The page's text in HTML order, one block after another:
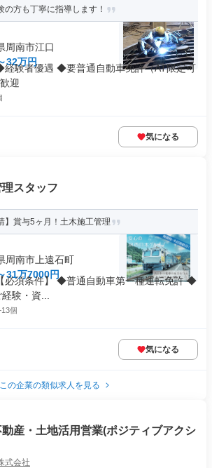
方も丁寧に指導します！
周南市江口
32万円
験者優遇 ◆要普通自動車免許（AT限定可
迎
気になる
スタッフ
】賞与5ヶ月！土木施工管理
周南市上遠石町
31万7000円
必須条件】 ◆普通自動車第一種運転免許 ◆
験・資...
個
気になる
この企業の類似求人を見る
産・土地活用営業(ポジティブアクシ
式会社